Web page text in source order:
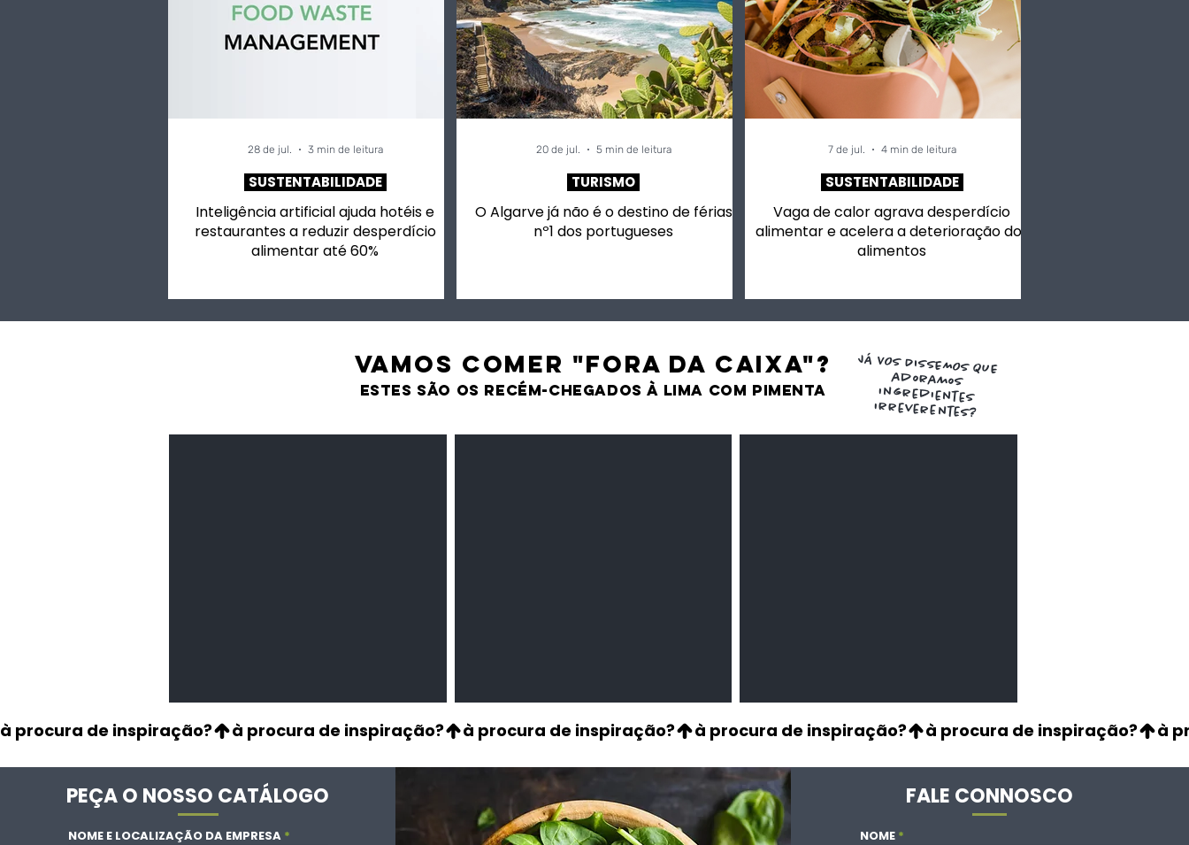
Inteligência artificial ajuda hotéis e
restaurantes a reduzir desperdício
alimentar até 60%
SUSTENTABILIDADE
28 de jul. 3 min de leitura
O Algarve já não é o destino de férias
nº1 dos portugueses
TURISMO
20 de jul. 5 min de leitura
Vaga de calor agrava desperdício
alimentar e acelera a deterioração dos
alimentos
SUSTENTABILIDADE
7 de jul. 4 min de leitura
VAMOS comer "fora da caixa"?
estes são os recém-chegados À LIMA COM PIMENTA
JÁ VOS DISSEMOS QUE
adoramos
ingredientes
irreverentes?
à procura de inspiração?
PEÇA O NOSSO CATÁLOGO
NOME E LOCALIZAÇÃO DA EMPRESA
FALE CONNOSCO
NOME